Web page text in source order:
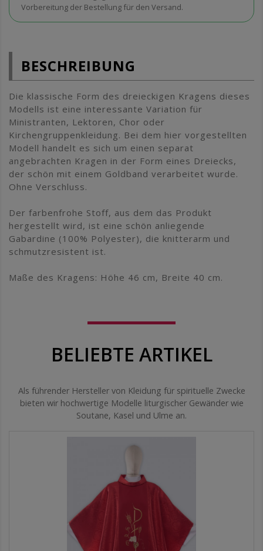
Vorbereitung der Bestellung für den Versand.
BESCHREIBUNG
Die klassische Form des dreieckigen Kragens dieses
Modells ist eine interessante Variation für
Ministranten, Lektoren, Chor oder
Kirchengruppenkleidung. Bei dem hier vorgestellten
Modell handelt es sich um einen separat
angebrachten Kragen in der Form eines Dreiecks,
der schön mit einem Goldband verarbeitet wurde.
Ohne Verschluss.
Der farbenfrohe Stoff, aus dem das Produkt
hergestellt wird, ist eine schön anliegende
Gabardine (100% Polyester), die knitterarm und
schmutzresistent ist.
Maße des Kragens: Höhe 46 cm, Breite 40 cm.
BELIEBTE ARTIKEL
Als führender Hersteller von Kleidung für spirituelle Zwecke
bieten wir hochwertige Modelle liturgischer Gewänder wie
Soutane, Kasel und Ulme an.